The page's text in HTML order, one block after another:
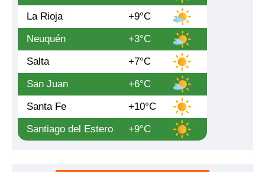
La Rioja
+9°C
Neuquén
+3°C
Salta
+7°C
San Juan
+6°C
Santa Fe
+10°C
Santiago del Estero
+9°C